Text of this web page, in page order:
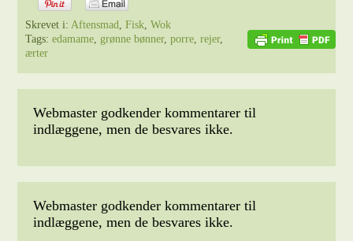
Skrevet i:Aftensmad,Fisk,Wok
Tags:edamame, grønne bønner,porre,rejer,
ærter
Webmaster godkender kommentarer til
indlæggene, men de besvares ikke.
Webmaster godkender kommentarer til
indlæggene, men de besvares ikke.